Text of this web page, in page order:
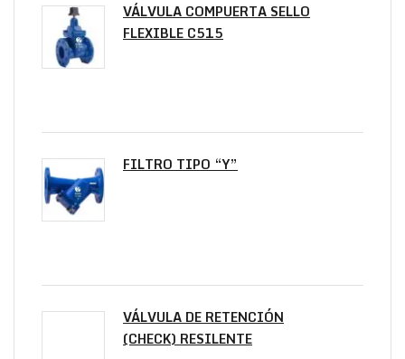
VÁLVULA COMPUERTA SELLO
FLEXIBLE C515
FILTRO TIPO “Y”
VÁLVULA DE RETENCIÓN
(CHECK) RESILENTE